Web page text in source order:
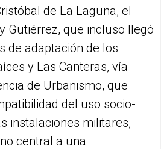
de La Laguna, el
Gutiérrez, que incluso llegó
de adaptación de los
y Las Canteras, vía
de Urbanismo, que
del uso socio-
instalaciones militares,
central a una